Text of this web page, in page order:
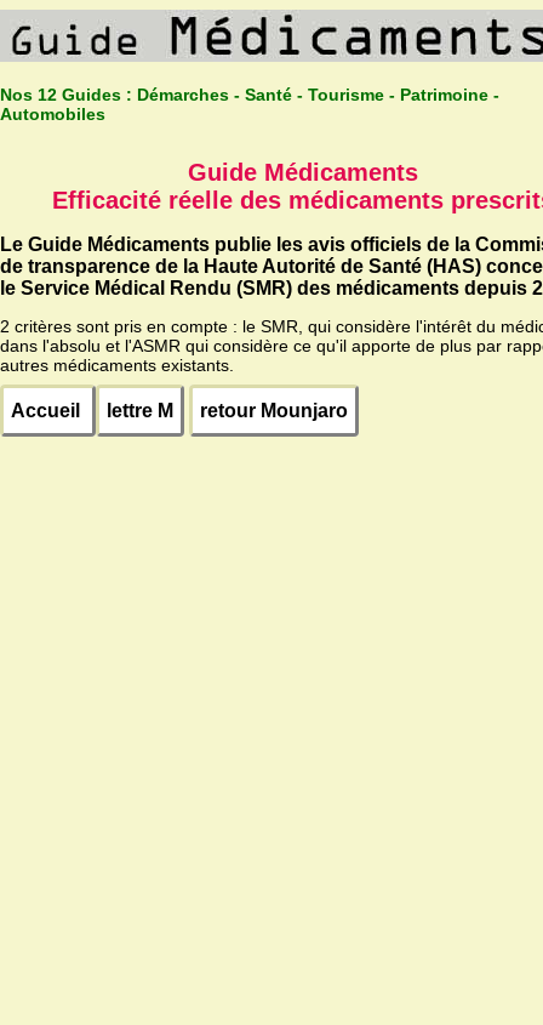
Nos 12 Guides : Démarches - Santé - Tourisme - Patrimoine -
Automobiles
Guide Médicaments
Efficacité réelle des médicaments
Le Guide Médicaments publie les avis officiels de la
de transparence de la Haute Autorité de Santé (HAS)
le Service Médical Rendu (SMR) des médicaments depuis
2 critères sont pris en compte : le SMR, qui considère l'intérêt du
dans l'absolu et l'ASMR qui considère ce qu'il apporte de plus par
autres médicaments existants.
Accueil lettre M retour Mounjaro